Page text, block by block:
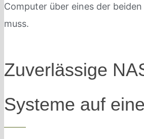
Computer über eines der
muss.
Zuverlässige
Systeme auf